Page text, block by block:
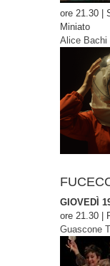
ore 21.30 |
Miniato
Alice Bachi
GIOVEDÌ
ore 21.30 |
Guascone